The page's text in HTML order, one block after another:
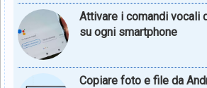
Attivare i comandi vocali
su ogni smartphone
Copiare foto e file da